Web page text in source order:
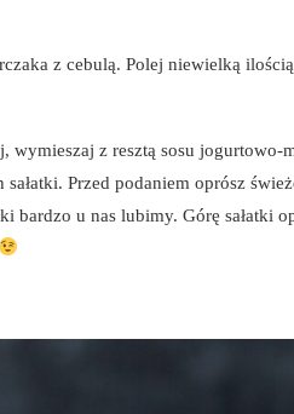
z cebulą. Polej niewielką
wymieszaj z resztą sosu jogurtowo-
Przed podaniem oprósz
bardzo u nas lubimy. Górę sałatki